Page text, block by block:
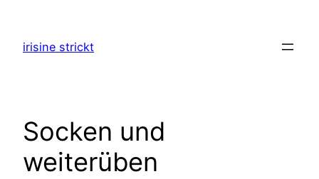
springen
irisine strickt
Socken und
weiterüben